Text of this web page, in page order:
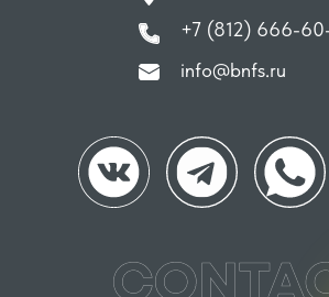
+7 (812) 666-
info@bnfs.ru